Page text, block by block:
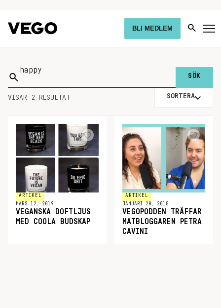
BLI MEDLEM
Sök
på:
VISAR 2 RESULTAT SORTERA
ARTIKEL
MARS 12, 2019
VEGANSKA DOFTLJUS
MED COOLA BUDSKAP
ARTIKEL
JANUARI 20, 2018
VEGOPODDEN TRÄFFAR
MATBLOGGAREN PETRA
CAVINI